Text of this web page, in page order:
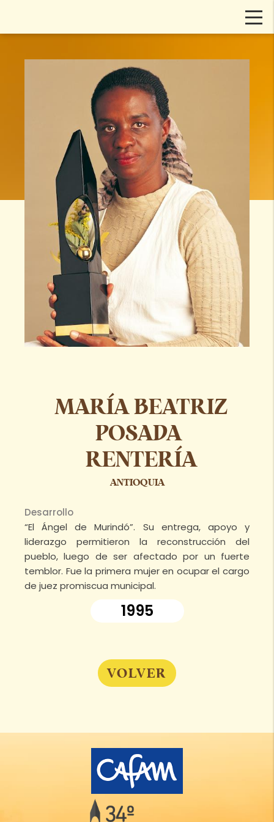
MARÍA BEATRIZ
POSADA
RENTERÍA
ANTIOQUIA
Desarrollo
“El Ángel de Murindó”. Su entrega, apoyo y
liderazgo permitieron la reconstrucción del
pueblo, luego de ser afectado por un fuerte
temblor. Fue la primera mujer en ocupar el cargo
de juez promiscua municipal.
1995
VOLVER